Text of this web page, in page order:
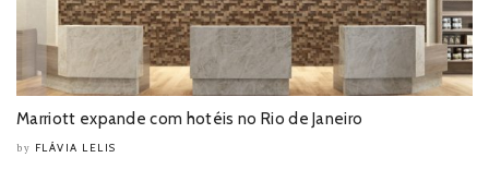
Marriott expande com hotéis no Rio de Janeiro
by FLÁVIA LELIS